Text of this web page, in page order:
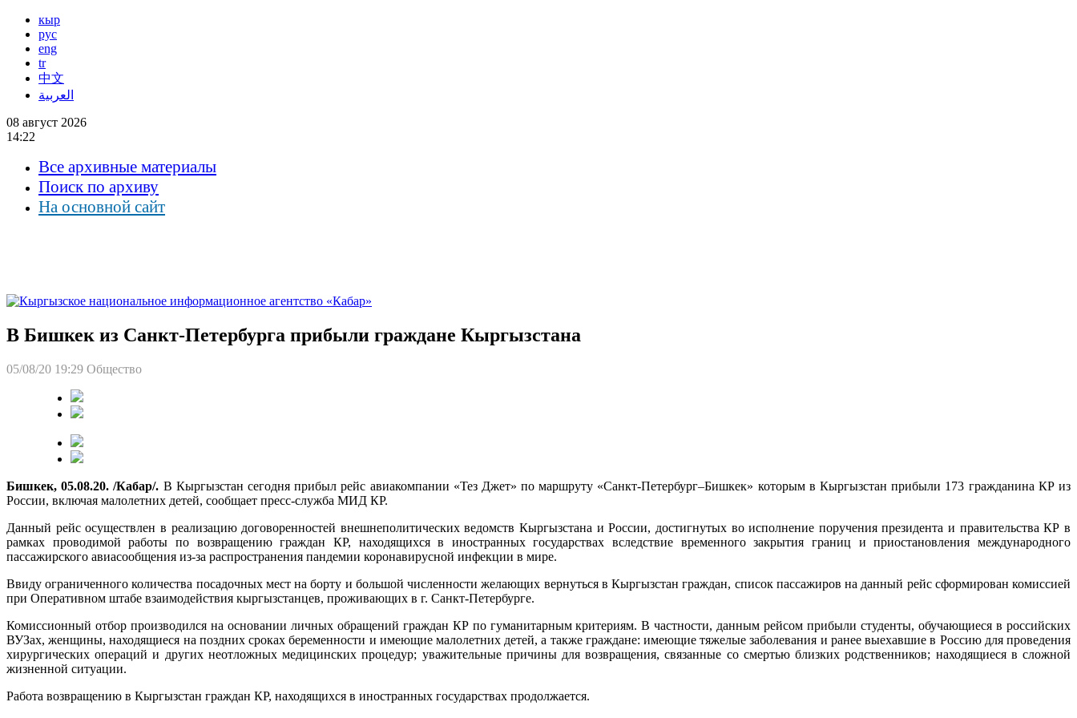
кыр
рус
eng
tr
中文
العربية
08 август 2026
14:22
Все архивные материалы
Поиск по архиву
На основной сайт
В Бишкек из Санкт-Петербурга прибыли граждане Кыргызстана
05/08/20 19:29 Общество
Бишкек, 05.08.20. /Кабар/. В Кыргызстан сегодня прибыл рейс авиакомпании «Тез Джет» по маршруту «Санкт-Петербург–Бишкек» которым в Кыргызстан прибыли 173 гражданина КР из
России, включая малолетних детей, сообщает пресс-служба МИД КР.
Данный рейс осуществлен в реализацию договоренностей внешнеполитических ведомств Кыргызстана и России, достигнутых во исполнение поручения президента и правительства КР в
рамках проводимой работы по возвращению граждан КР, находящихся в иностранных государствах вследствие временного закрытия границ и приостановления международного
пассажирского авиасообщения из-за распространения пандемии коронавирусной инфекции в мире.
Ввиду ограниченного количества посадочных мест на борту и большой численности желающих вернуться в Кыргызстан граждан, список пассажиров на данный рейс сформирован комиссией
при Оперативном штабе взаимодействия кыргызстанцев, проживающих в г. Санкт-Петербурге.
Комиссионный отбор производился на основании личных обращений граждан КР по гуманитарным критериям. В частности, данным рейсом прибыли студенты, обучающиеся в российских
ВУЗах, женщины, находящиеся на поздних сроках беременности и имеющие малолетних детей, а также граждане: имеющие тяжелые заболевания и ранее выехавшие в Россию для проведения
хирургических операций и других неотложных медицинских процедур; уважительные причины для возвращения, связанные со смертью близких родственников; находящиеся в сложной
жизненной ситуации.
Работа возвращению в Кыргызстан граждан КР, находящихся в иностранных государствах продолжается.